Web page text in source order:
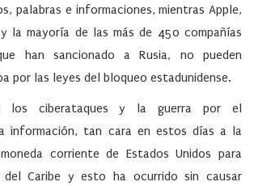
palabras e informaciones, mientras Apple,
la mayoría de las más de 450 compañías
han sancionado a Rusia, no pueden
por las leyes del bloqueo estadunidense.
los ciberataques y la guerra por el
información, tan cara en estos días a la
corriente de Estados Unidos para
Caribe y esto ha ocurrido sin causar